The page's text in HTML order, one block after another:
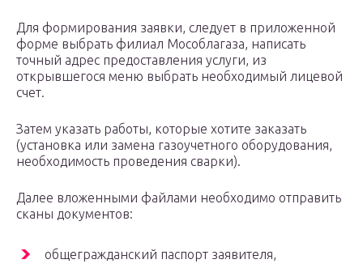
Для формирования заявки, следует в приложенной
форме выбрать филиал Мособлагаза, написать
точный адрес предоставления услуги, из
открывшегося меню выбрать необходимый лицевой
счет.
Затем указать работы, которые хотите заказать
(установка или замена газоучетного оборудования,
необходимость проведения сварки).
Далее вложенными файлами необходимо отправить
сканы документов:
общегражданский паспорт заявителя,